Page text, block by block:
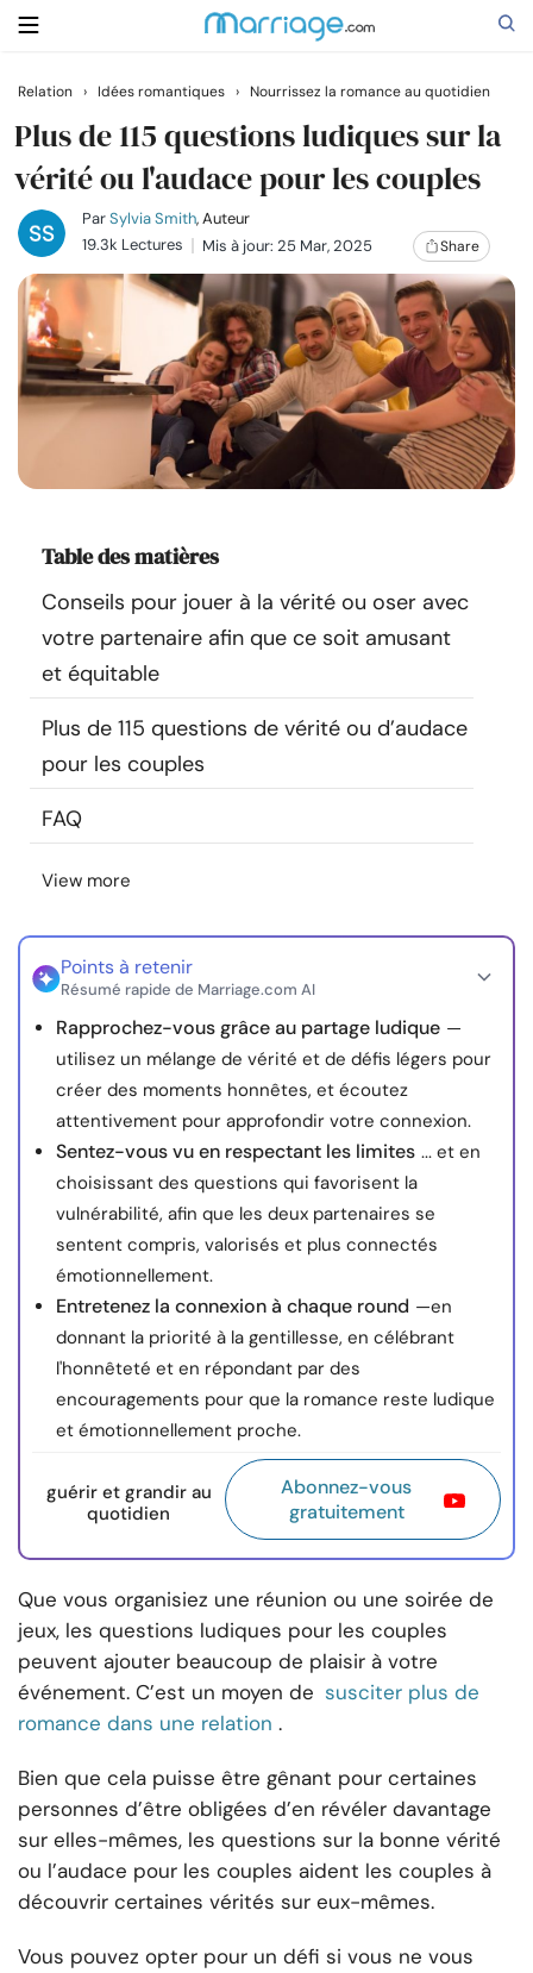
Rechercher
Se marier
Relations
Famille
Aide
Cours
Ressources
Communauté
Trouver un thérapeute
Langue
nous
Relation › Idées romantiques › Nourrissez la romance au quotidien
Plus de 115 questions ludiques sur la
vérité ou l'audace pour les couples
ParSylvia Smith, Auteur
19.3k Lectures
Mis à jour: 25 Mar, 2025 Share
Table des matières
Conseils pour jouer à la vérité ou oser avec
votre partenaire afin que ce soit amusant
et équitable
Plus de 115 questions de vérité ou d’audace
pour les couples
FAQ
View more
Points à retenir
Résumé rapide de Marriage.com AI
Rapprochez-vous grâce au partage ludique —
utilisez un mélange de vérité et de défis légers pour
créer des moments honnêtes, et écoutez
attentivement pour approfondir votre connexion.
Sentez-vous vu en respectant les limites ... et en
choisissant des questions qui favorisent la
vulnérabilité, afin que les deux partenaires se
sentent compris, valorisés et plus connectés
émotionnellement.
Entretenez la connexion à chaque round —en
donnant la priorité à la gentillesse, en célébrant
l'honnêteté et en répondant par des
encouragements pour que la romance reste ludique
et émotionnellement proche.
guérir et grandir au
quotidien
Abonnez-vous
gratuitement
Que vous organisiez une réunion ou une soirée de
jeux, les questions ludiques pour les couples
peuvent ajouter beaucoup de plaisir à votre
événement. C’est un moyen de susciter plus de
romance dans une relation .
Bien que cela puisse être gênant pour certaines
personnes d’être obligées d’en révéler davantage
sur elles-mêmes, les questions sur la bonne vérité
ou l’audace pour les couples aident les couples à
découvrir certaines vérités sur eux-mêmes.
Vous pouvez opter pour un défi si vous ne vous